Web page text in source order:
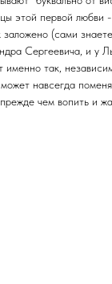
этой первой любви
(сами
Сергеевича, и у
так,
навсегда
чем вопить и